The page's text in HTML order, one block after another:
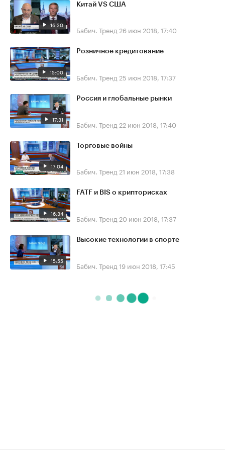
16:20
Китай VS США
Бабич. Тренд 26 июн 2018, 17:40
15:00
Розничное кредитование
Бабич. Тренд 25 июн 2018, 17:37
17:31
Россия и глобальные рынки
Бабич. Тренд 22 июн 2018, 17:40
17:04
Торговые войны
Бабич. Тренд 21 июн 2018, 17:38
16:34
FATF и BIS о крипторисках
Бабич. Тренд 20 июн 2018, 17:37
15:55
Высокие технологии в спорте
Бабич. Тренд 19 июн 2018, 17:45